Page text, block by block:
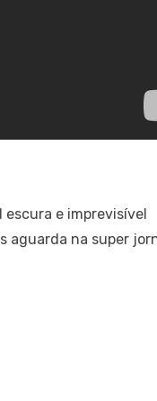
e imprevisível
aguarda na super